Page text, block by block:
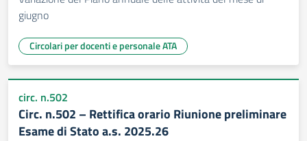
giugno
Circolari per docenti e personale ATA
circ. n.502
Circ. n.502 – Rettifica orario Riunione preliminare
Esame di Stato a.s. 2025.26